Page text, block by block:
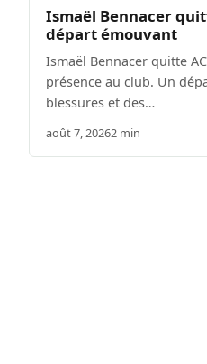
Ismaël Bennacer
départ émouvant
Ismaël Bennacer quitte
présence au club. Un
blessures et des…
août 7, 20262 min